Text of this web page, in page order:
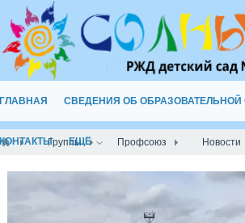
ГЛАВНАЯ СВЕДЕНИЯ ОБ ОБРАЗОВАТЕЛЬНОЙ
КОНТАКТЫ ЕЩЁ
Группы Профсоюз Новости